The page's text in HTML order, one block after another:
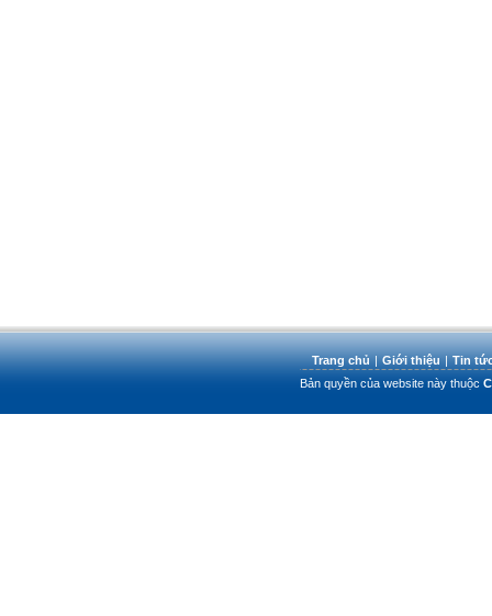
Trang chủ | Giới thiệu | Tin
Bản quyền của website này thuộc